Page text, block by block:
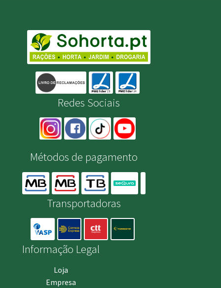
Redes Sociais
Métodos de pagamento
Transportadoras
Informação Legal
Loja
Empresa